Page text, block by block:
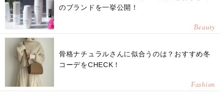
のブランドを一挙公開！
Beauty
骨格ナチュラルさんに似合うのは？おすすめ冬
コーデをCHECK！
Fashion